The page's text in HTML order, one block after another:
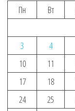
Пн
Вт
3
4
10
11
17
18
24
25